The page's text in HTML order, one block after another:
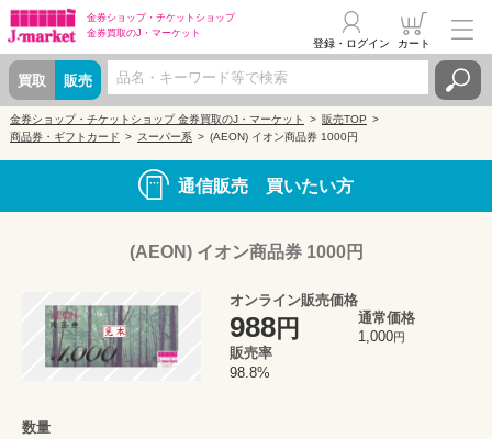
金券ショップ・ チケットショップ
金券買取のJ・マーケット
買取 販売
登録・ログイン カート
金券ショップ・チケットショップ 金券買取のJ・マーケット
販売TOP
商品券・ギフトカード
スーパー系 (AEON) イオン商品券 1000円
通信販売 買いたい方
(AEON) イオン商品券 1000円
オンライン販売価格
988円
通常価格
1,000円
販売率
98.8%
数量